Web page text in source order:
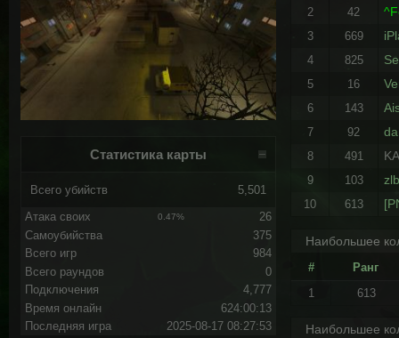
Статистика карты
Всего убийств 5,501
Атака своих 0.47%
26
Самоубийства
375
Всего игр
984
Всего раундов
0
Подключения
4,777
Время онлайн
624:00:13
Последняя игра
2025-08-17 08:27:53
2 42
3 669
4 825
5 16
6 143
7 92 da
8 491
9 103
10 613
Наибольшее
#
Ранг
1
613
Наибольшее